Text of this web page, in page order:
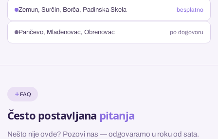
Zemun, Surčin, Borča, Padinska Skela besplatno
Pančevo, Mladenovac, Obrenovac po dogovoru
FAQ
Često postavljana pitanja
Nešto nije ovde? Pozovi nas — odgovaramo u roku od sata.